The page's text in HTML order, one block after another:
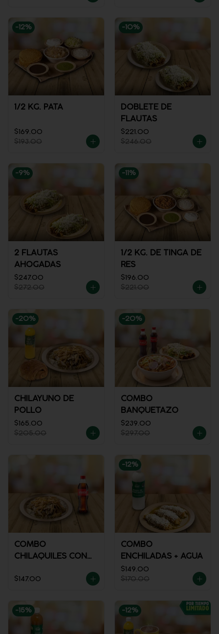
-12%
1/2 KG. PATA
$169.00
$193.00
-10%
DOBLETE DE
FLAUTAS
$221.00
$246.00
-9%
2 FLAUTAS
AHOGADAS
$247.00
$272.00
-11 %
1/2 KG. DE TINGA DE
RES
$196.00
$221.00
-20%
CHILAYUNO DE
POLLO
$165.00
$205.00
-20%
COMBO
BANQUETAZO
$239.00
$297.00
COMBO
CHILAQUILES CON
$147.00
-12%
COMBO
ENCHILADAS + AGUA
$149.00
$170.00
-15% -12%